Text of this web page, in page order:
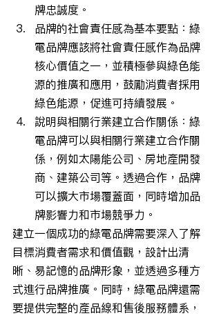
牌忠誠度。
品牌的社會責任感為基本要點：綠
電品牌應該將社會責任感作為品牌
核心價值之一，並積極參與綠色能
源的推廣和應用，鼓勵消費者採用
綠色能源，促進可持續發展。
說明與相關行業建立合作關係：綠
電品牌可以與相關行業建立合作關
係，例如太陽能公司、房地產開發
商、建築公司等。透過合作，品牌
可以擴大市場覆蓋面，同時增加品
牌影響力和市場競爭力。
建立一個成功的綠電品牌需要深入了解
目標消費者需求和價值觀，設計出清
晰、易記憶的品牌形象，並透過多種方
式進行品牌推廣。同時，綠電品牌還需
要提供完整的產品線和售後服務體系，